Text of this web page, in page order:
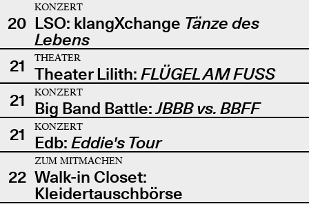
20
KONZERT
LSO: klangXchange Tänze des
Lebens
21
THEATER
Theater Lilith: FLÜGEL AM FUSS
21
KONZERT
Big Band Battle:JBBB vs. BBFF
21
KONZERT
Edb: Eddie's Tour
22
ZUM MITMACHEN
Walk-in Closet:
Kleidertauschbörse